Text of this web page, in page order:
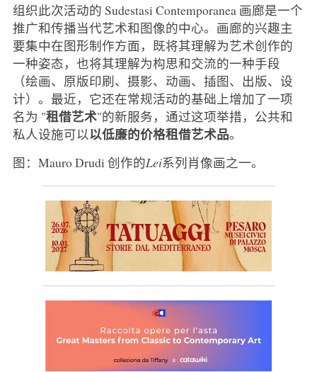
组织此次活动的 Sudestasi Contemporanea 画廊是一个
推广和传播当代艺术和图像的中心。画廊的兴趣主
要集中在图形制作方面，既将其理解为艺术创作的
一种姿态，也将其理解为构思和交流的一种手段
（绘画、原版印刷、摄影、动画、插图、出版、设
计）。最近，它还在常规活动的基础上增加了一项
名为 "租借艺术"的新服务，通过这项举措，公共和
私人设施可以以低廉的价格租借艺术品。
图：Mauro Drudi 创作的Lei系列肖像画之一。